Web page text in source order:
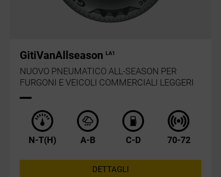
GitiVanAllseason LA1
NUOVO PNEUMATICO ALL-SEASON PER
FURGONI E VEICOLI COMMERCIALI LEGGERI
N-T(H) A-B C-D 70-72
DETTAGLI